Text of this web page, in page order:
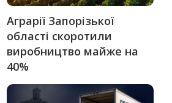
Аграрії Запорізької
області скоротили
виробництво майже на
40%